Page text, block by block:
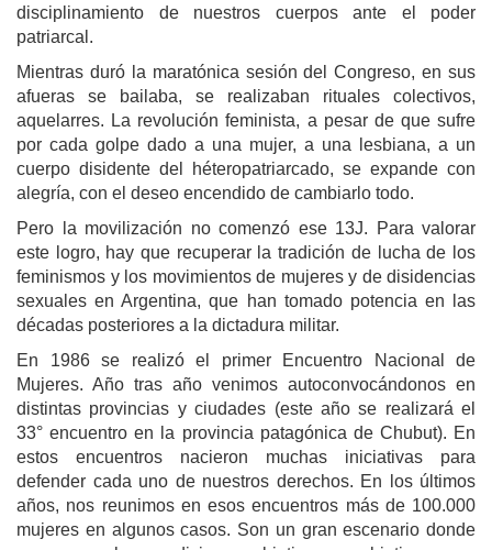
disciplinamiento de nuestros cuerpos ante el poder
patriarcal.
Mientras duró la maratónica sesión del Congreso, en sus
afueras se bailaba, se realizaban rituales colectivos,
aquelarres. La revolución feminista, a pesar de que sufre
por cada golpe dado a una mujer, a una lesbiana, a un
cuerpo disidente del héteropatriarcado, se expande con
alegría, con el deseo encendido de cambiarlo todo.
Pero la movilización no comenzó ese 13J.
Para valorar
este logro, hay que recuperar la tradición de lucha de los
feminismos y los movimientos de mujeres y de disidencias
sexuales en Argentina, que han tomado potencia en las
décadas posteriores a la dictadura militar.
En 1986 se realizó el primer Encuentro Nacional de
Mujeres. Año tras año venimos autoconvocándonos en
distintas provincias y ciudades (este año se realizará el
33° encuentro en la provincia patagónica de Chubut). En
estos encuentros nacieron muchas iniciativas para
defender cada uno de nuestros derechos. En los últimos
años, nos reunimos en esos encuentros más de 100.000
mujeres en algunos casos. Son un gran escenario donde